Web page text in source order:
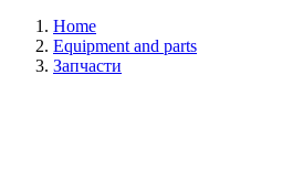
Home
Equipment and parts
Запчасти